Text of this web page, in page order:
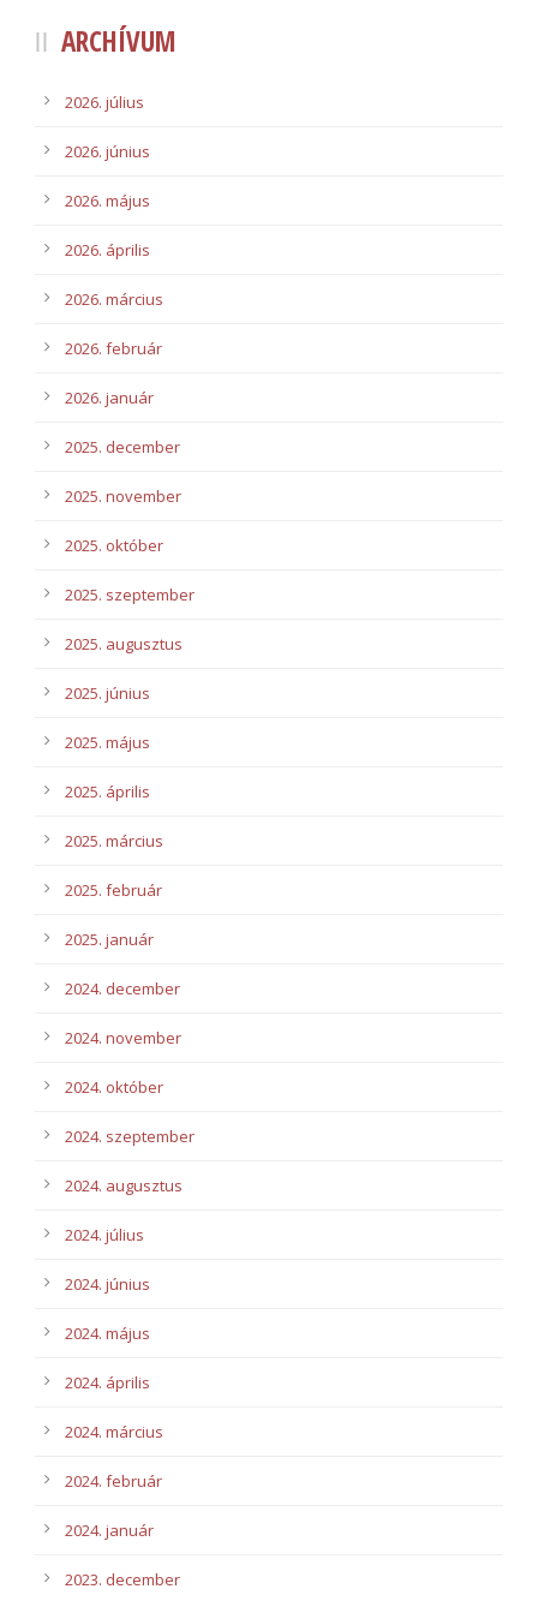
ARCHÍVUM
2026. július
2026. június
2026. május
2026. április
2026. március
2026. február
2026. január
2025. december
2025. november
2025. október
2025. szeptember
2025. augusztus
2025. június
2025. május
2025. április
2025. március
2025. február
2025. január
2024. december
2024. november
2024. október
2024. szeptember
2024. augusztus
2024. július
2024. június
2024. május
2024. április
2024. március
2024. február
2024. január
2023. december